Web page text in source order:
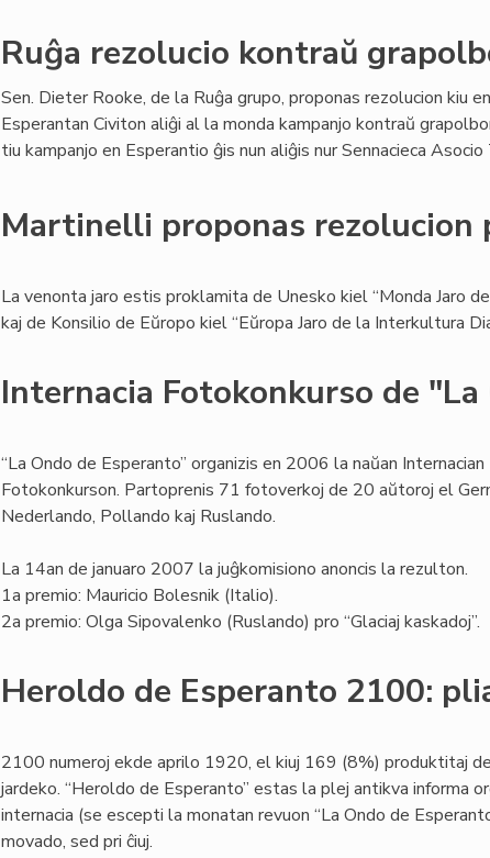
Ruĝa rezolucio kontraŭ
Sen. Dieter Rooke, de la Ruĝa grupo, proponas rezolucion kiu
Esperantan Civiton aliĝi al la monda kampanjo kontraŭ
tiu kampanjo en Esperantio ĝis nun aliĝis nur Sennacieca
Martinelli proponas rezolucion
La venonta jaro estis proklamita de Unesko kiel “Monda Jaro
kaj de Konsilio de Eŭropo kiel “Eŭropa Jaro de la Interkultura
Internacia Fotokonkurso de
“La Ondo de Esperanto” organizis en 2006 la naŭan Internacian
Fotokonkurson. Partoprenis 71 fotoverkoj de 20 aŭtoroj el
Nederlando, Pollando kaj Ruslando.
La 14an de januaro 2007 la juĝkomisiono anoncis la rezulton.
1a premio: Mauricio Bolesnik (Italio).
2a premio: Olga Sipovalenko (Ruslando) pro “Glaciaj kaskadoj”.
Heroldo de Esperanto 2100:
2100 numeroj ekde aprilo 1920, el kiuj 169 (8%) produktitaj
jardeko. “Heroldo de Esperanto” estas la plej antikva informa
internacia (se escepti la monatan revuon “La Ondo de
movado, sed pri ĉiuj.